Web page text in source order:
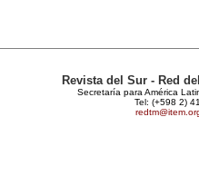
Revista del Sur - Red
Secretaría para América
Tel: (+598 2)